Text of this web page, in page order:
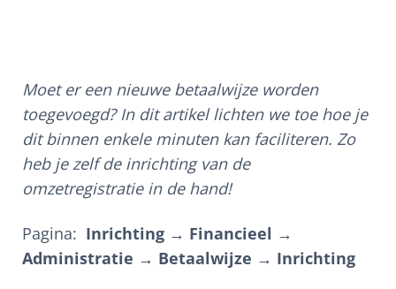
Moet er een nieuwe betaalwijze worden
toegevoegd? In dit artikel lichten we toe hoe je
dit binnen enkele minuten kan faciliteren. Zo
heb je zelf de inrichting van de
omzetregistratie in de hand!
Pagina: Inrichting → Financieel →
Administratie → Betaalwijze → Inrichting